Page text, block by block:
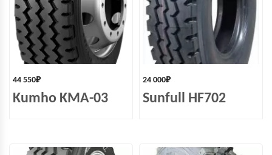
44 550₽
Kumho KMA-03
24 000₽
Sunfull HF702